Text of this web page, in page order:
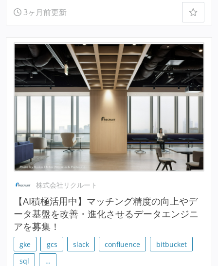
3ヶ月前更新
株式会社リクルート
【AI積極活用中】マッチング精度の向上やデ
ータ基盤を改善・進化させるデータエンジニ
アを募集！
gke gcs slack confluence
bitbucket
sql
…